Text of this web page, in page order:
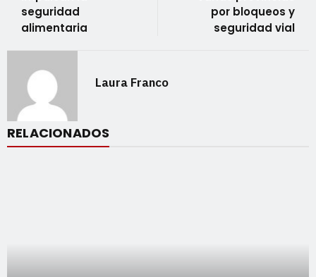
seguridad
alimentaria
por bloqueos y
seguridad vial
Laura Franco
RELACIONADOS